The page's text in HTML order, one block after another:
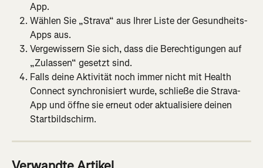
App.
Wählen Sie „Strava“ aus Ihrer Liste der Gesundheits-
Apps aus.
Vergewissern Sie sich, dass die Berechtigungen auf
„Zulassen“ gesetzt sind.
Falls deine Aktivität noch immer nicht mit Health
Connect synchronisiert wurde, schließe die Strava-
App und öffne sie erneut oder aktualisiere deinen
Startbildschirm.